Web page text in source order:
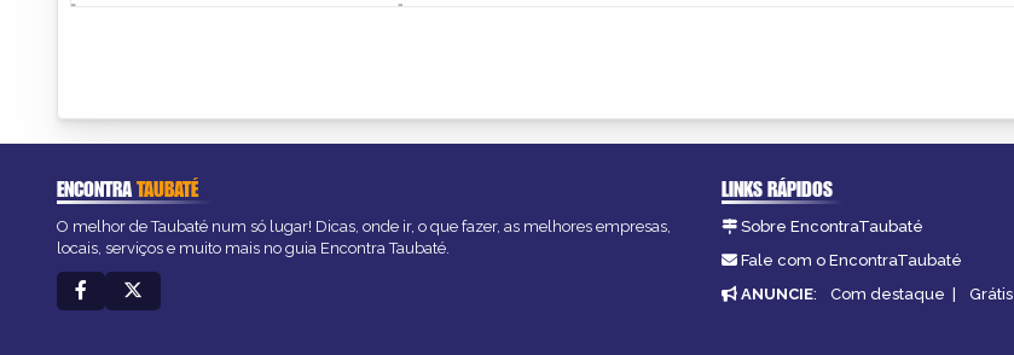
ENCONTRATAUBATÉ
O melhor de Taubaté num só lugar! Dicas, onde ir, o que fazer, as melhores empresas,
locais, serviços e muito mais no guia Encontra Taubaté.
LINKS RÁPIDOS
Sobre EncontraTaubaté
Fale com o EncontraTaubaté
ANUNCIE: Com destaque | Grátis